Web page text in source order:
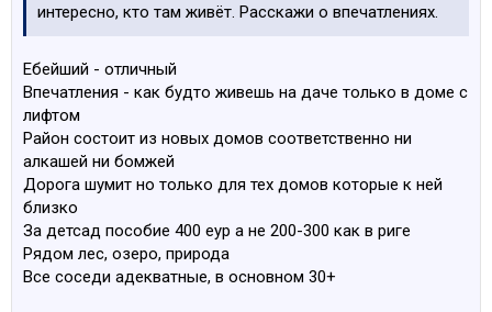
интересно, кто там живёт. Расскажи о впечатлениях.
Ебейший - отличный
Впечатления - как будто живешь на даче только в доме с
лифтом
Район состоит из новых домов соответственно ни
алкашей ни бомжей
Дорога шумит но только для тех домов которые к ней
близко
За детсад пособие 400 еур а не 200-300 как в риге
Рядом лес, озеро, природа
Все соседи адекватные, в основном 30+